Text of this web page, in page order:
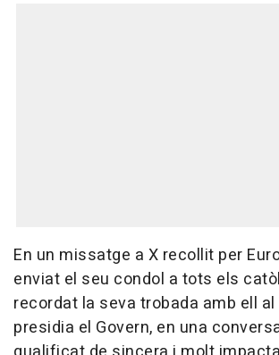
En un missatge a X recollit per
enviat el seu condol a tots els
recordat la seva trobada amb ell
presidia el Govern, en una